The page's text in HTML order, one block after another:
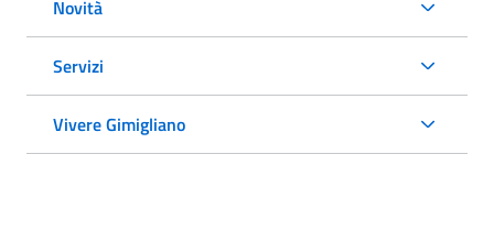
Novità
Servizi
Vivere Gimigliano